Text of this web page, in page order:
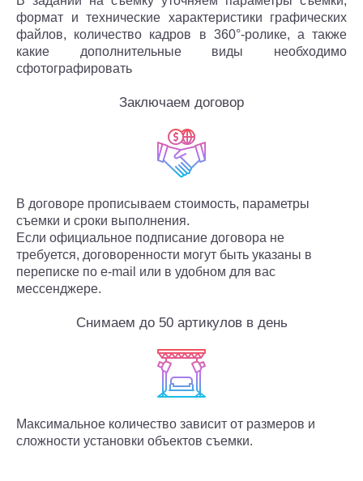
формат и технические характеристики графических
файлов, количество кадров в 360°-ролике, а также
какие дополнительные виды необходимо
сфотографировать
Заключаем договор
В договоре прописываем стоимость, параметры
съемки и сроки выполнения.
Если официальное подписание договора не
требуется, договоренности могут быть указаны в
переписке по e-mail или в удобном для вас
мессенджере.
Снимаем до 50 артикулов в день
Максимальное количество зависит от размеров и
сложности установки объектов съемки.